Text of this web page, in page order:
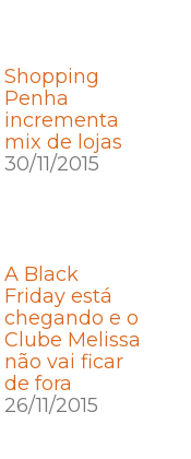
Shopping
Penha
incrementa
mix de lojas
30/11/2015
A Black
Friday está
chegando e o
Clube Melissa
não vai ficar
de fora
26/11/2015